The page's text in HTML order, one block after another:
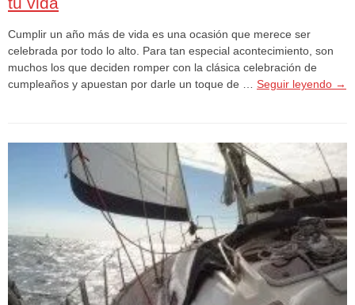
Cumplir un año más de vida es una ocasión que merece ser
celebrada por todo lo alto. Para tan especial acontecimiento, son
muchos los que deciden romper con la clásica celebración de
cumpleaños y apuestan por darle un toque de … Seguir leyendo →